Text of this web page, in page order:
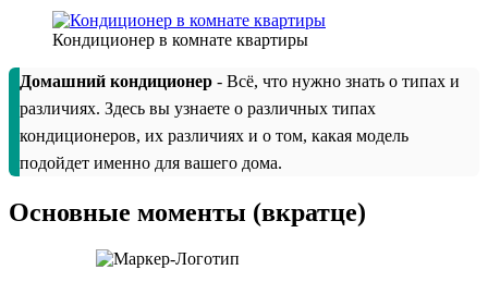
Кондиционер в комнате квартиры
Домашний кондиционер - Всё, что нужно знать о типах и
различиях. Здесь вы узнаете о различных типах
кондиционеров, их различиях и о том, какая модель
подойдет именно для вашего дома.
Основные моменты (вкратце)